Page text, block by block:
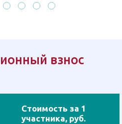
взнос
Стоимость за 1
участника, руб.